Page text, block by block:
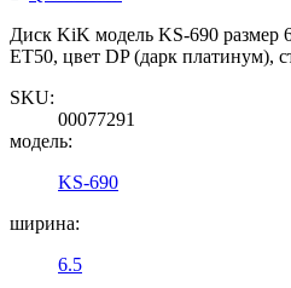
Диск KiK модель KS-690 размер
ET50, цвет DP (дарк платинум),
SKU:
00077291
модель:
KS-690
ширина:
6.5